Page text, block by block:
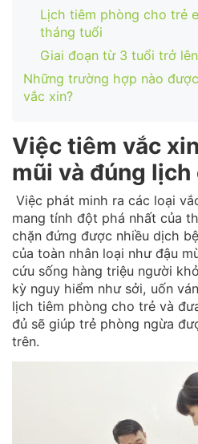
Lịch tiêm phòng cho trẻ
tháng tuổi
Giai đoạn từ 3 tuổi trở lên
Những trường hợp nào
vắc xin?
Việc tiêm vắc
mũi và đúng
Việc phát minh ra các loại
mang tính đột phá nhất của
chặn đứng được nhiều dịch
của toàn nhân loại như đậu
cứu sống hàng triệu người
kỳ nguy hiểm như sởi, uốn
lịch tiêm phòng cho trẻ và
đủ sẽ giúp trẻ phòng ngừa
trên.